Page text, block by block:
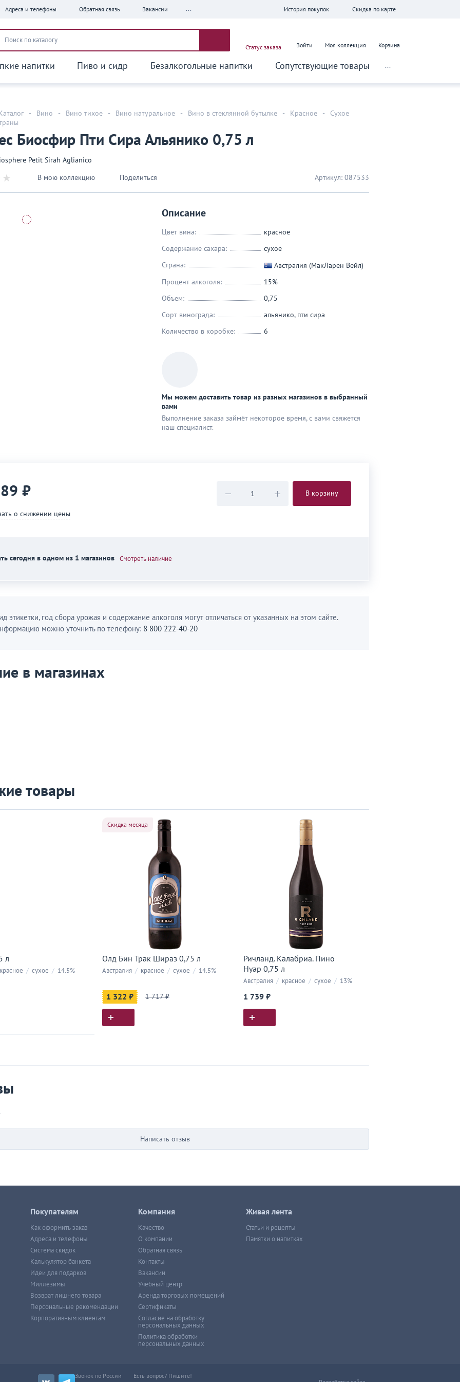
Адреса и телефоны Обратная связь Вакансии ... История покупок Скидка по карте
Статус заказа Войти Моя коллекция Корзина
напитки Пиво и сидр Безалкогольные напитки Сопутствующие товары ...
- Вино - Вино тихое - Вино натуральное - Вино в стеклянной бутылке - Красное -
Сухое
Биосфир Пти Сира Альянико 0,75 л
Petit Sirah Aglianico
В мою коллекцию
Поделиться Артикул: 087533
Описание
Цвет вина:
красное
Содержание сахара:
сухое
Страна:
Австралия (МакЛарен Вейл)
Процент алкоголя:
15%
Объем:
0,75
Сорт винограда:
альянико, пти сира
Количество в коробке:
6
Мы можем доставить товар из разных магазинов в выбранный
вами
Выполнение заказа займёт некоторое время, с вами свяжется
наш специaлист.
₽
о снижении цены
В корзину
сегодня в одном из 1 магазинов Смотреть наличие
этикетки, год сбора урожая и содержание алкоголя могут отличаться от указанных на этом сайте.
можно уточнить по телефону: 8 800 222-40-20
в магазинах
товары
л
/ сухое / 14.5%
Скидка месяца
Олд Бин Трак Шираз 0,75 л
Австралия / красное / сухое / 14.5%
1 322 ₽ 1 717 ₽
Ричланд. Калабриа. Пино
Нуар 0,75 л
Австралия / красное / сухое / 13%
1 739 ₽
Написать отзыв
Покупателям
Как оформить заказ
Адреса и телефоны
Система скидок
Калькулятор банкета
Идеи для подарков
Миллезимы
Возврат лишнего товара
Персональные рекомендации
Корпоративным клиентам
Компания
Качество
О компании
Обратная связь
Контакты
Вакансии
Учебный центр
Аренда торговых помещений
Сертификаты
Согласие на обработку
персональных данных
Политика обработки
персональных данных
Живая лента
Статьи и рецепты
Памятки о напитках
Звонок по России Есть вопрос? Пишите!